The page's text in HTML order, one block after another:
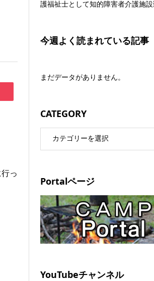
っ
護福祉士として知的障害者介護施設
今週よく読まれている記事
まだデータがありません。
CATEGORY
Portalページ
YouTubeチャンネル